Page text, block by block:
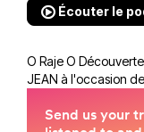
Écouter le
O Raje O
JEAN à l'occasion